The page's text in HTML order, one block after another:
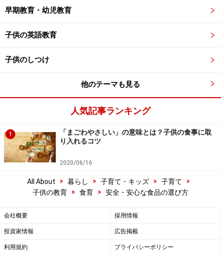
早期教育・幼児教育
子供の英語教育
子供のしつけ
他のテーマも見る
人気記事ランキング
1
「まごわやさしい」の意味とは？子供の食事に取
り入れるコツ
2020/06/16
All About > 暮らし > 子育て・キッズ > 子育て
>
子供の教育
> 食育 > 安全・安心な食品の選び方
会社概要 採用情報
投資家情報 広告掲載
利用規約 プライバシーポリシー